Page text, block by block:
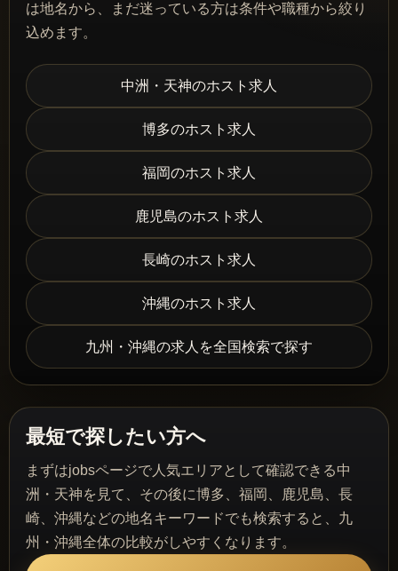
は地名から、まだ迷っている方は条件や職種から絞り
込めます。
中洲・天神のホスト求人
博多のホスト求人
福岡のホスト求人
鹿児島のホスト求人
長崎のホスト求人
沖縄のホスト求人
九州・沖縄の求人を全国検索で探す
最短で探したい方へ
まずはjobsページで人気エリアとして確認できる中
洲・天神を見て、その後に博多、福岡、鹿児島、長
崎、沖縄などの地名キーワードでも検索すると、九
州・沖縄全体の比較がしやすくなります。